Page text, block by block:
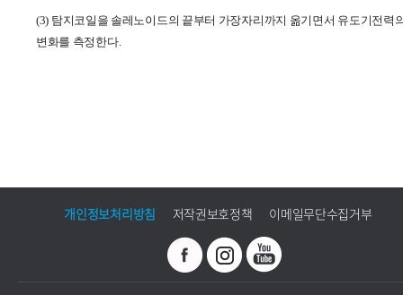
(3) 탐지코일을 솔레노이드의 끝부터 가장자리까지 옮기면서 유도기전력
변화를 측정한다.
개인정보처리방침 저작권보호정책 이메일무단수집거부